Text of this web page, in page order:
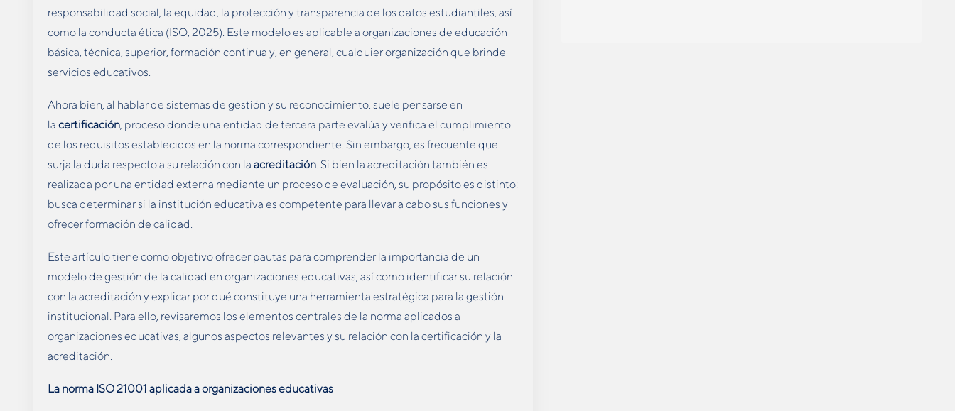
responsabilidad social, la equidad, la protección y transparencia de los datos estudiantiles, así
como la conducta ética (ISO, 2025). Este modelo es aplicable a organizaciones de educación
básica, técnica, superior, formación continua y, en general, cualquier organización que brinde
servicios educativos.
Ahora bien, al hablar de sistemas de gestión y su reconocimiento, suele pensarse en
la certificación , proceso donde una entidad de tercera parte evalúa y verifica el cumplimiento
de los requisitos establecidos en la norma correspondiente. Sin embargo, es frecuente que
surja la duda respecto a su relación con la acreditación . Si bien la acreditación también es
realizada por una entidad externa mediante un proceso de evaluación, su propósito es distinto:
busca determinar si la institución educativa es competente para llevar a cabo sus funciones y
ofrecer formación de calidad.
Este artículo tiene como objetivo ofrecer pautas para comprender la importancia de un
modelo de gestión de la calidad en organizaciones educativas, así como identificar su relación
con la acreditación y explicar por qué constituye una herramienta estratégica para la gestión
institucional. Para ello, revisaremos los elementos centrales de la norma aplicados a
organizaciones educativas, algunos aspectos relevantes y su relación con la certificación y la
acreditación.
La norma ISO 21001 aplicada a organizaciones educativas